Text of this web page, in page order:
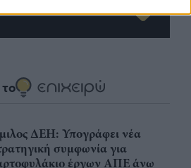
ΔΕΗ: Υπογράφει νέα
συμφωνία για
έργων ΑΠΕ άνω